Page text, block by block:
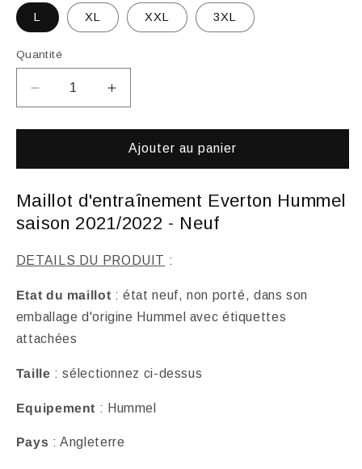
L XL XXL 3XL
Quantité
Réduire
la
quantité
Maillot
Everton
Hummel
-
Augmenter
la
quantité
Maillot
Everton
Hummel
-
Ajouter au panier
Maillot d'entraînement Everton Hummel
saison 2021/2022 - Neuf
DETAILS DU PRODUIT :
Etat du maillot : état neuf, non porté, dans son
emballage d'origine Hummel avec étiquettes
attachées
Taille : sélectionnez ci-dessus
Equipement : Hummel
Pays : Angleterre